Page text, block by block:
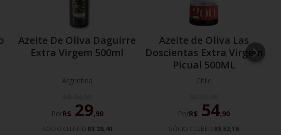
Azeite De Oliva Daguirre
Extra Virgem 500ml
Argentina
PorR$ 29,90
SÓCIO CLUBED:R$ 28,40
Azeite de Oliva Las
Doscientas Extra Virgem
Picual 500ML
Chile
PorR$ 54,90
SÓCIO CLUBED:R$ 52,16